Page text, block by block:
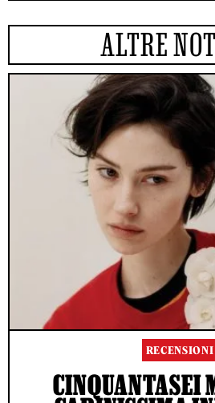
ALTRE
RECENSIONI
CINQUANTASEI